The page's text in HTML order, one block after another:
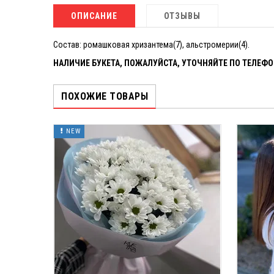
ОПИСАНИЕ ОТЗЫВЫ
Состав: ромашковая хризантема(7), альстромерии(4).
НАЛИЧИЕ БУКЕТА, ПОЖАЛУЙСТА, УТОЧНЯЙТЕ ПО
ПОХОЖИЕ ТОВАРЫ
NEW